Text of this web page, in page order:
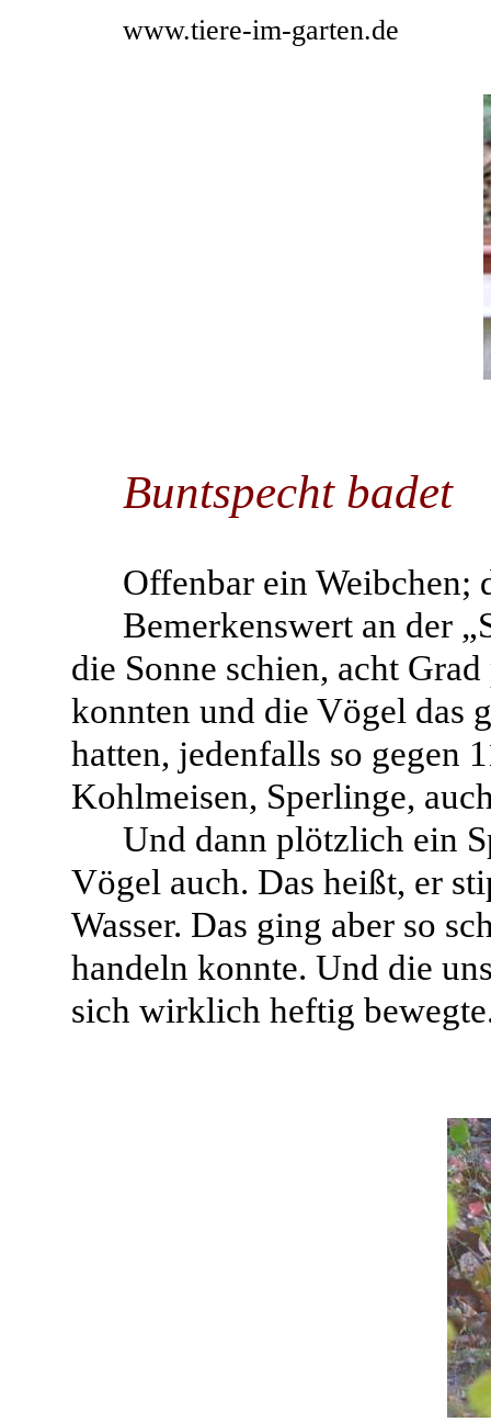
www.tiere-im-garten.de
Buntspecht badet
Offenbar ein Weibchen;
Bemerkenswert an der
die Sonne schien, acht
konnten und die Vögel das
hatten, jedenfalls so gegen
Kohlmeisen, Sperlinge,
Und dann plötzlich ein
Vögel auch. Das heißt, er
Wasser. Das ging aber so
handeln konnte. Und die
sich wirklich heftig